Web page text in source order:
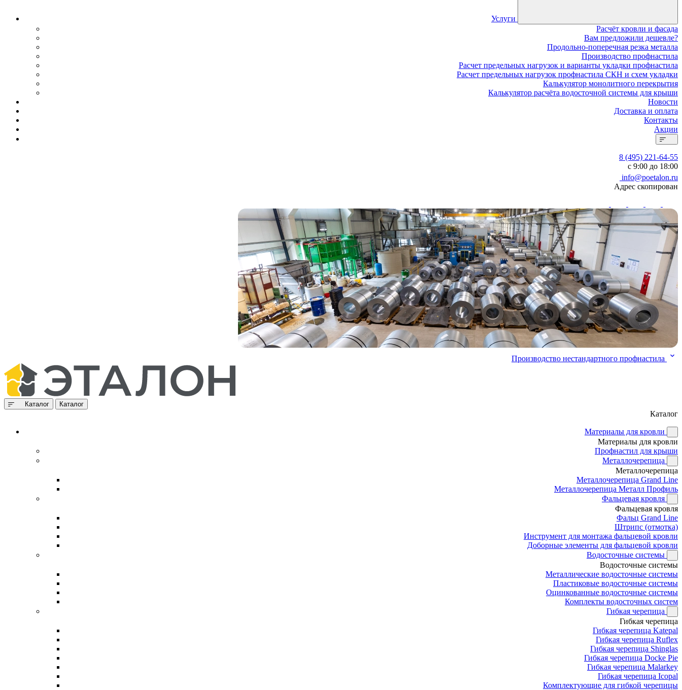
Услуги
Расчёт кровли и фасада
Вам предложили дешевле?
Продольно-поперечная резка металла
Производство профнастила
Расчет предельных нагрузок и варианты укладки профнастила
Расчет предельных нагрузок профнастила СКН и схем укладки
Калькулятор монолитного перекрытия
Калькулятор расчёта водосточной системы для крыши
Новости
Доставка и оплата
Контакты
Акции
8 (495) 221-64-55
с 9:00 до 18:00
info@poetalon.ru
Адрес скопирован
Производство нестандартного профнастила
Каталог Каталог
Каталог
Материалы для кровли
Материалы для кровли
Профнастил для крыши
Металлочерепица
Металлочерепица
Металлочерепица Grand Line
Металлочерепица Металл Профиль
Фальцевая кровля
Фальцевая кровля
Фальц Grand Line
Штрипс (отмотка)
Инструмент для монтажа фальцевой кровли
Доборные элементы для фальцевой кровли
Водосточные системы
Водосточные системы
Металлические водосточные системы
Пластиковые водосточные системы
Оцинкованные водосточные системы
Комплекты водосточных систем
Гибкая черепица
Гибкая черепица
Гибкая черепица Katepal
Гибкая черепица Ruflex
Гибкая черепица Shinglas
Гибкая черепица Docke Pie
Гибкая черепица Malarkey
Гибкая черепица Icopal
Комплектующие для гибкой черепицы